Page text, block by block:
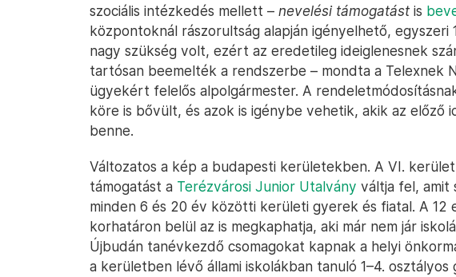
szociális intézkedés mellett – nevelési támogatást is
központoknál rászorultság alapján igényelhető, egyszeri
nagy szükség volt, ezért az eredetileg ideiglenesnek
tartósan beemelték a rendszerbe – mondta a Telexnek
ügyekért felelős alpolgármester. A
köre is bővült, és azok is igénybe vehetik, akik az előző
benne.
Változatos a kép a budapesti kerületekben. A VI.
támogatást a Terézvárosi Junior Utalvány váltja fel, amit
minden 6 és 20 év közötti kerületi gyerek és fiatal. A
korhatáron belül az is megkaphatja, aki már nem jár
Újbudán tanévkezdő csomagokat kapnak a helyi
a kerületben lévő állami iskolákban tanuló 1–4.